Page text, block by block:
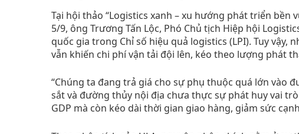
Tại hội thảo “Logistics xanh – xu hướng phát triển bền
5/9, ông Trương Tấn Lộc, Phó Chủ tịch Hiệp hội
quốc gia trong Chỉ số hiệu quả logistics (LPI). Tuy vậy,
vẫn khiến chi phí vận tải đội lên, kéo theo lượng phát
“Chúng ta đang trả giá cho sự phụ thuộc quá lớn vào
sắt và đường thủy nội địa chưa thực sự phát huy vai
GDP mà còn kéo dài thời gian giao hàng, giảm sức